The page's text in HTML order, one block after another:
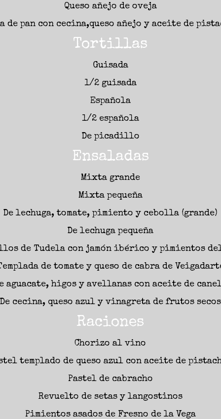
Queso añejo de oveja
de pan con cecina,queso añejo y aceite de
Tortillas
Guisada
1/2 guisada
Española
1/2 española
De picadillo
Ensaladas
Mixta grande
Mixta pequeña
De lechuga, tomate, pimiento y cebolla (grande)
De lechuga pequeña
de Tudela con jamón ibérico y pimientos
de tomate y queso de cabra de
aguacate, higos y avellanas con aceite de
De cecina, queso azul y vinagreta de frutos secos
Raciones
Chorizo al vino
templado de queso azul con aceite de
Pastel de cabracho
Revuelto de setas y langostinos
Pimientos asados de Fresno de la Vega